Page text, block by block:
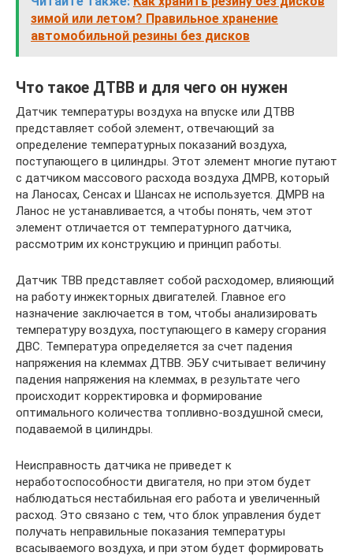
зимой или летом? Правильное хранение
автомобильной резины без дисков
Что такое ДТВВ и для чего он нужен
Датчик температуры воздуха на впуске или ДТВВ
представляет собой элемент, отвечающий за
определение температурных показаний воздуха,
поступающего в цилиндры. Этот элемент многие путают
с датчиком массового расхода воздуха ДМРВ, который
на Ланосах, Сенсах и Шансах не используется. ДМРВ на
Ланос не устанавливается, а чтобы понять, чем этот
элемент отличается от температурного датчика,
рассмотрим их конструкцию и принцип работы.
Датчик ТВВ представляет собой расходомер, влияющий
на работу инжекторных двигателей. Главное его
назначение заключается в том, чтобы анализировать
температуру воздуха, поступающего в камеру сгорания
ДВС. Температура определяется за счет падения
напряжения на клеммах ДТВВ. ЭБУ считывает величину
падения напряжения на клеммах, в результате чего
происходит корректировка и формирование
оптимального количества топливно-воздушной смеси,
подаваемой в цилиндры.
Неисправность датчика не приведет к
неработоспособности двигателя, но при этом будет
наблюдаться нестабильная его работа и увеличенный
расход. Это связано с тем, что блок управления будет
получать неправильные показания температуры
всасываемого воздуха, и при этом будет формировать